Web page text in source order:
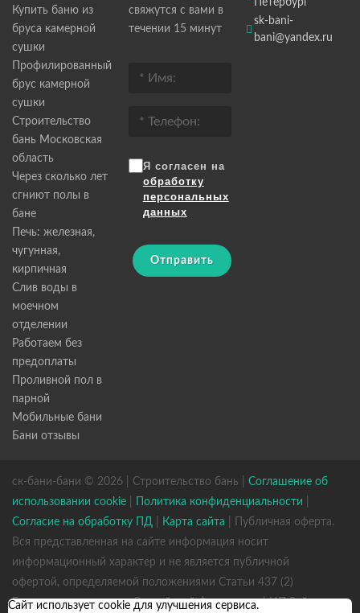
Купить баню из
бруса камерной
сушки
Профилированный
брус камерной
сушки
Строительство
бань Московская
область
Через сколько лет
сгниют полы в
бане
Печь: железная,
чугунная,
кирпичная
Слив воды в
моечном
отделении
Работаем без
предоплаты
Проливной пол в
парной
Мобильные бани
Бани отзывы
свяжутся с вами в
течении 15 минут
Я согласен на
обработку
персональных
данных
Отправить
Петербург
sk-bani-
bani@yandex.ru
ск-бани-бани © 2026 | Строительство бань | Соглашение об
использовании cookie
Политика конфиденциальности
Согласие на обработку ПД
Карта сайта | Публичная оферта.
Вся представленная на сайте информация носит
информационный характер и не является публичной
офертой, определяемой положениями Статьи 437 (2)
Гражданского кодекса Российской Федерации. | ИП Зайцев
Сайт использует cookie для улучшения сервиса.